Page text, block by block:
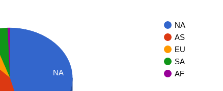
NA
AS
EU
SA
AF
NA